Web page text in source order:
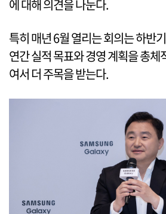
에 대해 의견을 나눈다.
특히 매년 6월 열리는 회의는 하반
연간 실적 목표와 경영 계획을 총
여서 더 주목을 받는다.